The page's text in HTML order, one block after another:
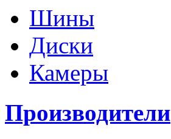
Шины
Диски
Камеры
Производители